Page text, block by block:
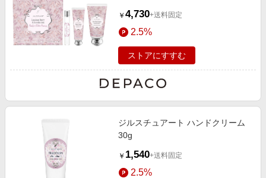
￥ 4,730+送料固定
2.5%
ストアにすすむ
ジルスチュアート ハンドクリーム
30g
￥ 1,540+送料固定
2.5%